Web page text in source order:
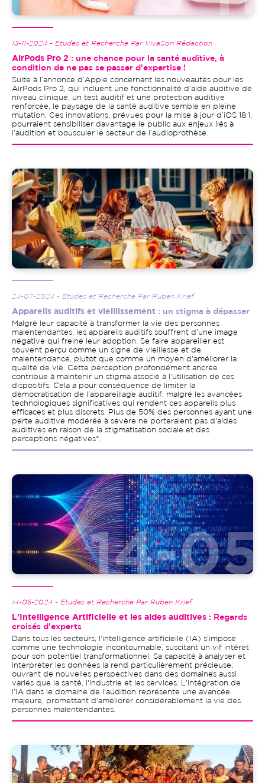
13-11-2024 - Etudes et Recherche Par VivaSon Rédaction
AirPods Pro 2 : une chance pour la santé auditive, à
condition de ne pas se passer d’expertise !
Suite à l’annonce d’Apple concernant les nouveautés pour les
AirPods Pro 2, qui incluent une fonctionnalité d’aide auditive de
niveau clinique, un test auditif et une protection auditive
renforcée, le paysage de la santé auditive semble en pleine
mutation. Ces innovations, prévues pour la mise à jour d’iOS 18.1,
pourraient sensibiliser davantage le public aux enjeux liés à
l’audition et bousculer le secteur de l’audioprothèse.
Image
24-07-2024 - Etudes et Recherche Par Ruben Krief
Appareils auditifs et vieillissement : un stigma à dépasser
Malgré leur capacité à transformer la vie des personnes
malentendantes, les appareils auditifs souffrent d'une image
négative qui freine leur adoption. Se faire appareiller est
souvent perçu comme un signe de vieillesse et de
malentendance, plutôt que comme un moyen d'améliorer la
qualité de vie. Cette perception profondément ancrée
contribue à maintenir un stigma associé à l'utilisation de ces
dispositifs. Cela a pour conséquence de limiter la
démocratisation de l'appareillage auditif, malgré les avancées
technologiques significatives qui rendent ces appareils plus
efficaces et plus discrets. Plus de 50% des personnes ayant une
perte auditive modérée à sévère ne porteraient pas d'aides
auditives en raison de la stigmatisation sociale et des
perceptions négatives*.
Image
14-05-2024 - Etudes et Recherche Par Ruben Krief
L'Intelligence Artificielle et les aides auditives : Regards
croisés d'experts
Dans tous les secteurs, l'intelligence artificielle (IA) s'impose
comme une technologie incontournable, suscitant un vif intérêt
pour son potentiel transformationnel. Sa capacité à analyser et
interpréter les données la rend particulièrement précieuse,
ouvrant de nouvelles perspectives dans des domaines aussi
variés que la santé, l'industrie et les services. L'intégration de
l'IA dans le domaine de l'audition représente une avancée
majeure, promettant d'améliorer considérablement la vie des
personnes malentendantes.
Image